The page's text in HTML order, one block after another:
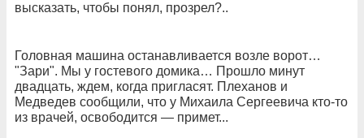
высказать, чтобы понял, прозрел?..
Головная машина останавливается возле ворот…
"Зари". Мы у гостевого домика… Прошло минут
двадцать, ждем, когда пригласят. Плеханов и
Медведев сообщили, что у Михаила Сергеевича кто-то
из врачей, освободится — примет...